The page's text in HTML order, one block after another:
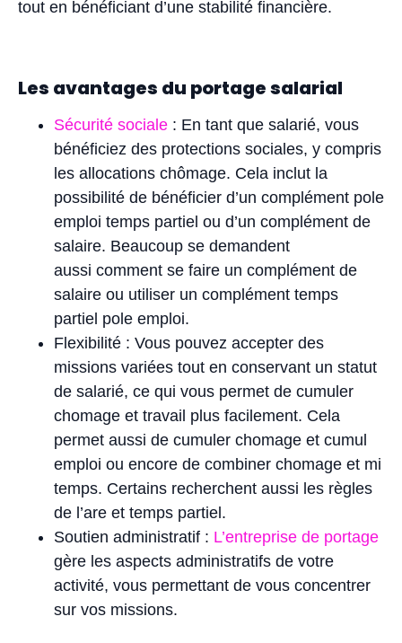
tout en bénéficiant d’une stabilité financière.
Les avantages du portage salarial
Sécurité sociale : En tant que salarié, vous
bénéficiez des protections sociales, y compris
les allocations chômage. Cela inclut la
possibilité de bénéficier d’un complément pole
emploi temps partiel ou d’un complément de
salaire. Beaucoup se demandent
aussi comment se faire un complément de
salaire ou utiliser un complément temps
partiel pole emploi.
Flexibilité : Vous pouvez accepter des
missions variées tout en conservant un statut
de salarié, ce qui vous permet de cumuler
chomage et travail plus facilement. Cela
permet aussi de cumuler chomage et cumul
emploi ou encore de combiner chomage et mi
temps. Certains recherchent aussi les règles
de l’are et temps partiel.
Soutien administratif : L’entreprise de portage
gère les aspects administratifs de votre
activité, vous permettant de vous concentrer
sur vos missions.